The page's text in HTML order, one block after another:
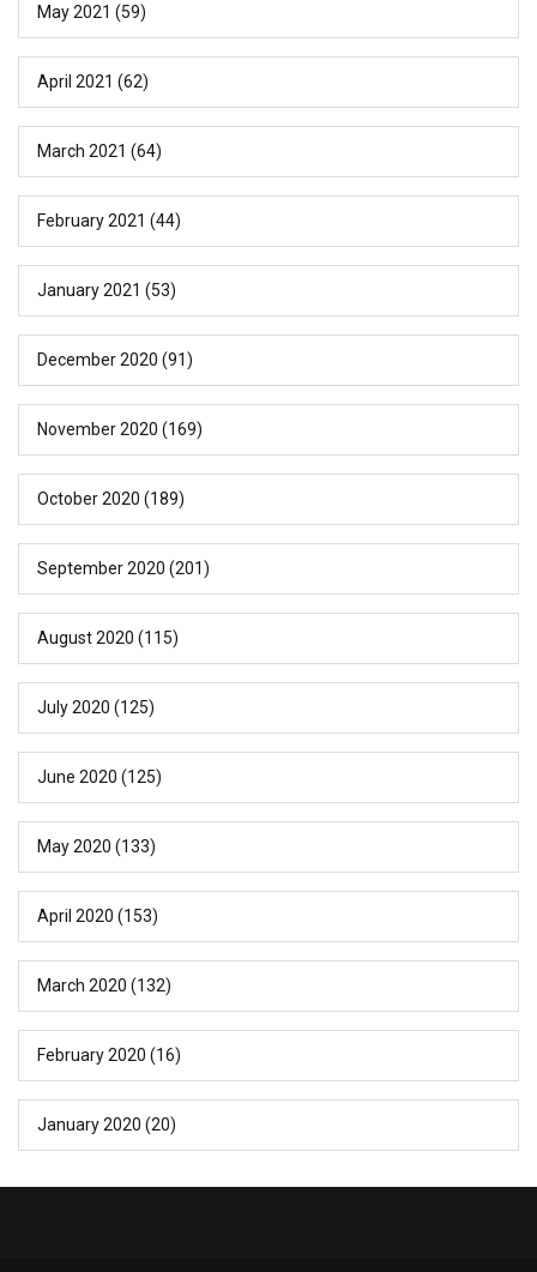
May 2021 (59)
April 2021 (62)
March 2021 (64)
February 2021 (44)
January 2021 (53)
December 2020 (91)
November 2020 (169)
October 2020 (189)
September 2020 (201)
August 2020 (115)
July 2020 (125)
June 2020 (125)
May 2020 (133)
April 2020 (153)
March 2020 (132)
February 2020 (16)
January 2020 (20)